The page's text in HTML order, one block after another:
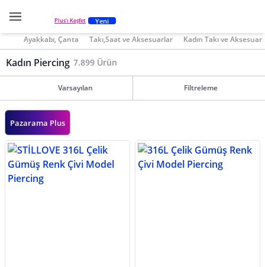
Plus'ı Keşfet Yeni
Ayakkabı, Çanta Takı,Saat ve Aksesuarlar Kadın Takı ve Aksesuar
Kadın Piercing 7.899 Ürün
Varsayılan Filtreleme
Pazarama Plus